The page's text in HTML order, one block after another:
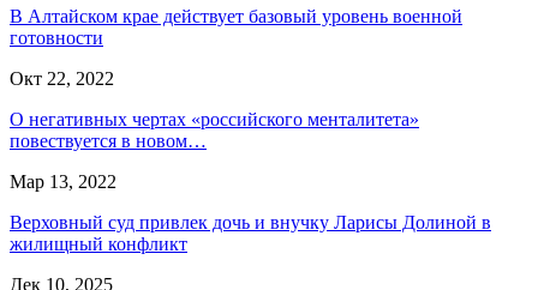
В Алтайском крае действует базовый уровень военной
готовности
Окт 22, 2022
О негативных чертах «российского менталитета»
повествуется в новом…
Мар 13, 2022
Верховный суд привлек дочь и внучку Ларисы Долиной в
жилищный конфликт
Дек 10, 2025